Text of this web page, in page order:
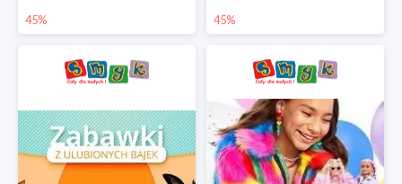
45% 45%